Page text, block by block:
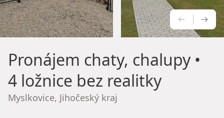
Pronájem chaty, chalupy•
4 ložnice bez realitky
Myslkovice, Jihočeský kraj